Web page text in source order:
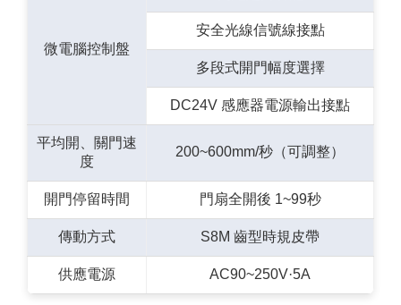
微電腦控制盤
安全光線信號線接點
多段式開門幅度選擇
DC24V 感應器電源輸出接點
平均開、關門速
度
200~600mm/秒（可調整）
開門停留時間 門扇全開後 1~99秒
傳動方式 S8M 齒型時規皮帶
供應電源 AC90~250V·5A